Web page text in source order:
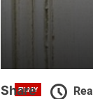
FILMY
Share